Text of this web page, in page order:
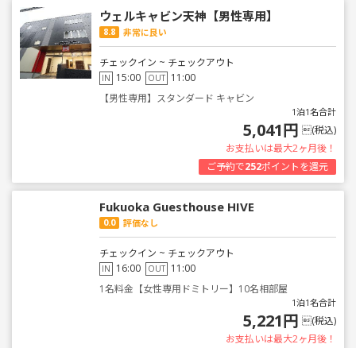
ウェルキャビン天神【男性専用】
8.8 非常に良い
チェックイン ~ チェックアウト
IN 15:00 OUT 11:00
【男性専用】スタンダード キャビン
1泊1名合計
5,041円 (税込)
お支払いは最大2ヶ月後！
ご予約で252ポイントを還元
Fukuoka Guesthouse HIVE
0.0 評価なし
チェックイン ~ チェックアウト
IN 16:00 OUT 11:00
1名料金【女性専用ドミトリー】10名相部屋
1泊1名合計
5,221円 (税込)
お支払いは最大2ヶ月後！